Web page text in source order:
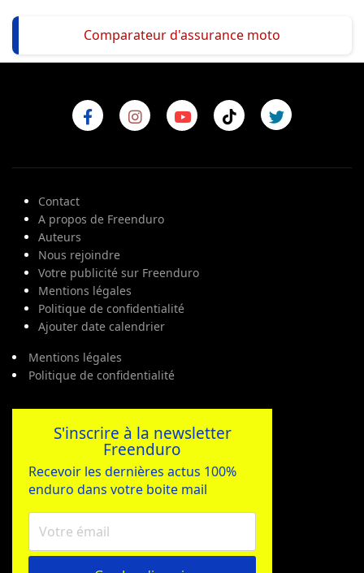
Comparateur d'assurance moto
Contact
A propos de Freenduro
Auteurs
Nous rejoindre
Votre publicité sur Freenduro
Mentions légales
Politique de confidentialité
Ajouter date calendrier
Mentions légales
Politique de confidentialité
S'inscrire à la newsletter
Freenduro
Recevoir les dernières actus 100%
enduro dans votre boite mail